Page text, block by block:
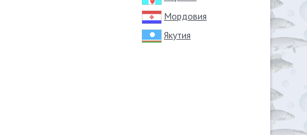
Мордовия
Якутия